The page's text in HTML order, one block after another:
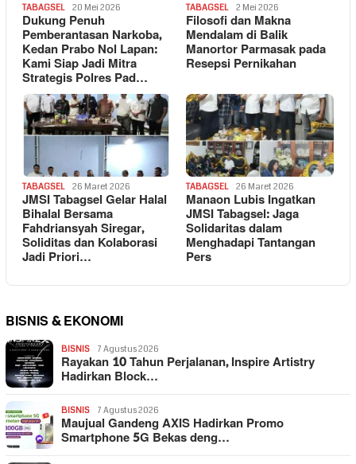
TABAGSEL 20 Mei 2026
Dukung Penuh
Pemberantasan Narkoba,
Kedan Prabo Nol Lapan:
Kami Siap Jadi Mitra
Strategis Polres Pad…
TABAGSEL 2 Mei 2026
Filosofi dan Makna
Mendalam di Balik
Manortor Parmasak pada
Resepsi Pernikahan
TABAGSEL 26 Maret 2026
JMSI Tabagsel Gelar Halal
Bihalal Bersama
Fahdriansyah Siregar,
Soliditas dan Kolaborasi
Jadi Priori…
TABAGSEL 26 Maret 2026
Manaon Lubis Ingatkan
JMSI Tabagsel: Jaga
Solidaritas dalam
Menghadapi Tantangan
Pers
BISNIS & EKONOMI
BISNIS 7 Agustus 2026
Rayakan 10 Tahun Perjalanan, Inspire Artistry
Hadirkan Block…
BISNIS 7 Agustus 2026
Maujual Gandeng AXIS Hadirkan Promo
Smartphone 5G Bekas deng…